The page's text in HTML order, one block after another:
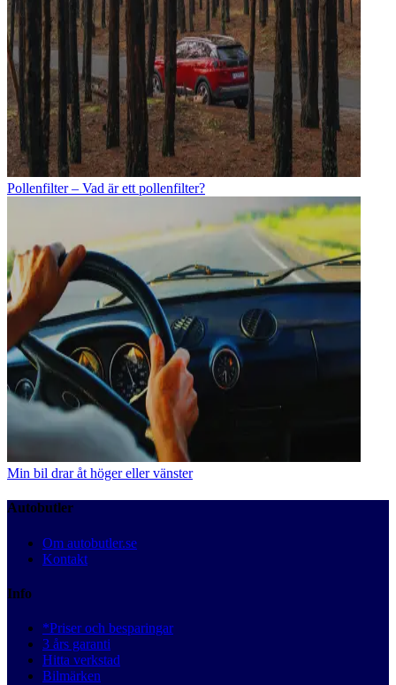
Pollenfilter – Vad är ett pollenfilter?
Min bil drar åt höger eller vänster
Autobutler
Om autobutler.se
Kontakt
Info
*Priser och besparingar
3 års garanti
Hitta verkstad
Bilmärken